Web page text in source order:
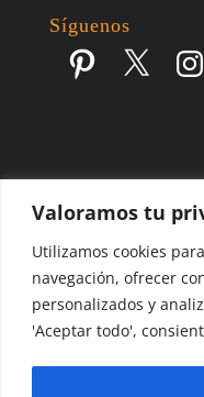
Valoramos tu
Utilizamos cookies
navegación, ofrecer
personalizados y
'Aceptar todo',
Síguenos
Pinterest X
Escapes por el